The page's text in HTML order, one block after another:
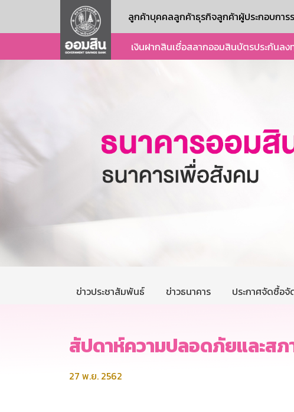
ลูกค้าบุคคลลูกค้าธุรกิจลูกค้าผู้ประกอบการ
เงินฝากสินเชื่อสลากออมสินบัตรประกันลง
ข่าวประชาสัมพันธ์ ข่าวธนาคาร ประกาศจัดซื้อจั
สัปดาห์ความปลอดภัยและสภ
27 พ.ย. 2562